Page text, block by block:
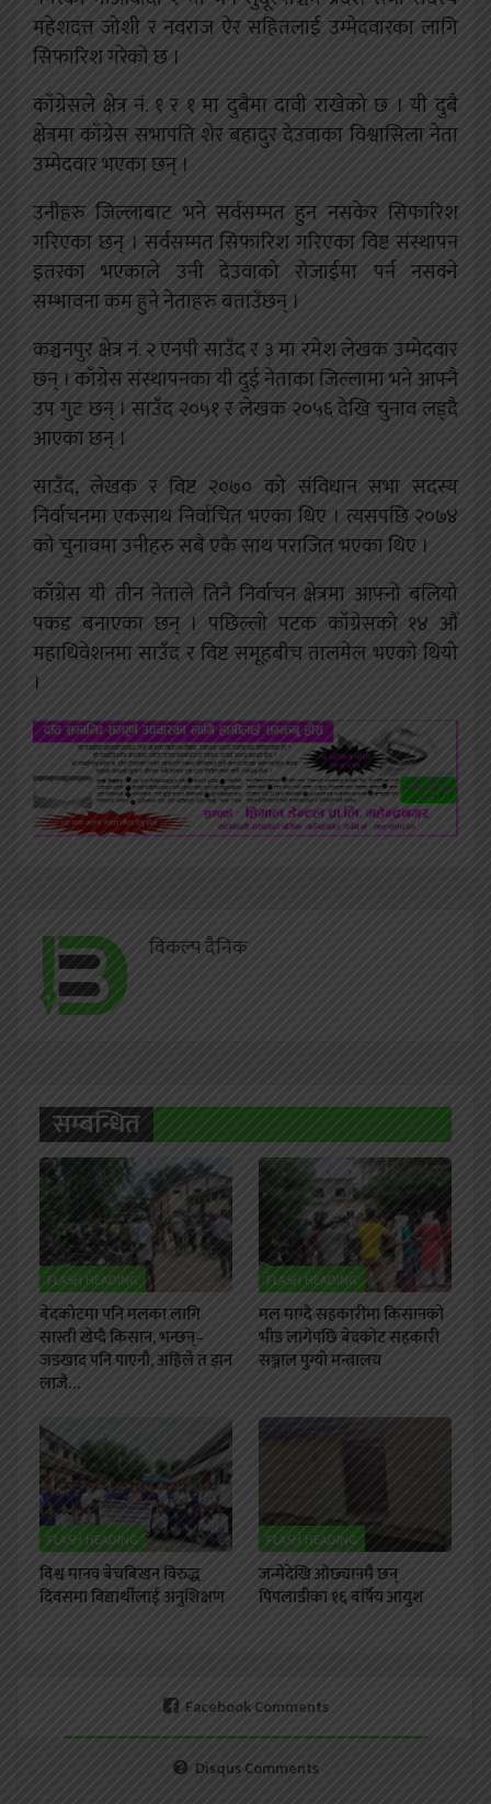
महेशदत्त जोशी र नवराज ऐर सहितलाई उम्मेदवारका लागि
सिफारिश गरेको छ ।
काँग्रेसले क्षेत्र नं. १ र १ मा दुबैमा दावी राखेको छ । यी दुबै
क्षेत्रमा काँग्रेस सभापति शेर बहादुर देउवाका विश्वासिला नेता
उम्मेदवार भएका छन् ।
उनीहरु जिल्लाबाट भने सर्वसम्मत हुन नसकेर सिफारिश
गरिएका छन् । सर्वसम्मत सिफारिश गरिएका विष्ट संस्थापन
इतरका भएकाले उनी देउवाको रोजाईमा पर्न नसक्ने
सम्भावना कम हुने नेताहरु बताउँछन् ।
कञ्चनपुर क्षेत्र नं. २ एनपी साउँद र ३ मा रमेश लेखक उम्मेदवार
छन् । काँग्रेस संस्थापनका यी दुई नेताका जिल्लामा भने आफ्नै
उप गुट छन् । साउँद २०५१ र लेखक २०५६ देखि चुनाव लड्दै
आएका छन् ।
साउँद, लेखक र विष्ट २०७० को संविधान सभा सदस्य
निर्वाचनमा एकसाथ निर्वाचित भएका थिए । त्यसपछि २०७४
को चुनावमा उनीहरु सबै एकै साथ पराजित भएका थिए ।
काँग्रेस यी तीन नेताले तिनै निर्वाचन क्षेत्रमा आफ्नो बलियो
पकड बनाएका छन् । पछिल्लो पटक काँग्रेसको १४ औं
महाधिवेशनमा साउँद र विष्ट समूहबीच तालमेल भएको थियो
।
विकल्प दैनिक
सम्बन्धित
FLASH HEADING
बेदकोटमा पनि मलका लागि
सास्ती खेप्दै किसान, भन्छन्–
जडखाद पनि पाएनौ, अहिले त झन
लाजै…
FLASH HEADING
मल माग्दै सहकारीमा किसानको
भीड लागेपछि बेदकोट सहकारी
सञ्जाल पुग्यो मन्त्रालय
FLASH HEADING
विश्व मानव बेचबिखन विरुद्ध
दिवसमा विद्यार्थीलाई अनुशिक्षण
FLASH HEADING
जन्मेदेखि ओछ्यानमै छन्
पिपलाडीका १६ बर्षिय आयुश
Facebook Comments
Disqus Comments